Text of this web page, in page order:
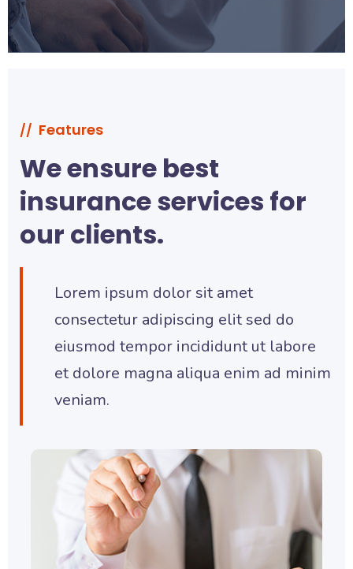
// Features
We ensure best
insurance services for
our clients.
Lorem ipsum dolor sit amet
consectetur adipiscing elit sed do
eiusmod tempor incididunt ut labore
et dolore magna aliqua enim ad minim
veniam.